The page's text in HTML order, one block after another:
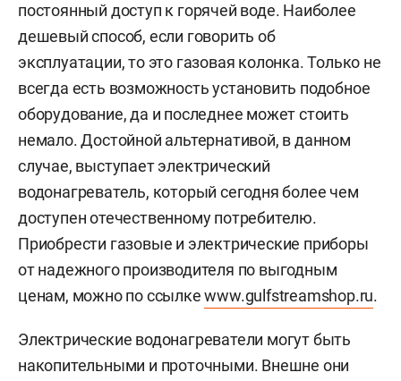
постоянный доступ к горячей воде. Наиболее
дешевый способ, если говорить об
эксплуатации, то это газовая колонка. Только не
всегда есть возможность установить подобное
оборудование, да и последнее может стоить
немало. Достойной альтернативой, в данном
случае, выступает электрический
водонагреватель, который сегодня более чем
доступен отечественному потребителю.
Приобрести газовые и электрические приборы
от надежного производителя по выгодным
ценам, можно по ссылкеwww.gulfstreamshop.ru.
Электрические водонагреватели могут быть
накопительными и проточными. Внешне они